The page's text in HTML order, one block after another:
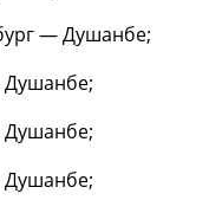
— Душанбе;
Душанбе;
Душанбе;
Душанбе;